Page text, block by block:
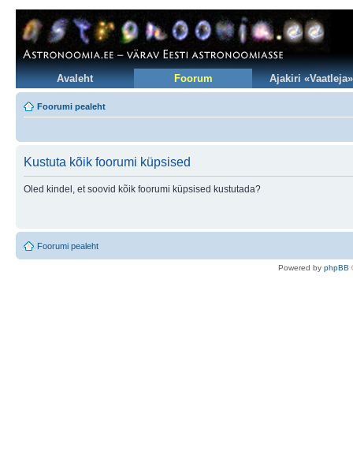
Avaleht Foorum Ajakiri «Vaatleja»
Foorumi pealeht
Kustuta kõik foorumi küpsised
Oled kindel, et soovid kõik foorumi küpsised kustutada?
Foorumi pealeht
Powered by phpBB